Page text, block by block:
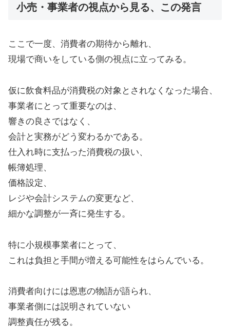
小売・事業者の視点から見る、この発言
ここで一度、消費者の期待から離れ、
現場で商いをしている側の視点に立ってみる。
仮に飲食料品が消費税の対象とされなくなった場合、
事業者にとって重要なのは、
響きの良さではなく、
会計と実務がどう変わるかである。
仕入れ時に支払った消費税の扱い、
帳簿処理、
価格設定、
レジや会計システムの変更など、
細かな調整が一斉に発生する。
特に小規模事業者にとって、
これは負担と手間が増える可能性をはらんでいる。
消費者向けには恩恵の物語が語られ、
事業者側には説明されていない
調整責任が残る。